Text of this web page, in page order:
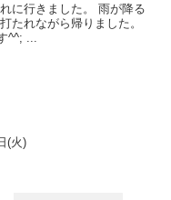
に行きました。 雨が降る
たれながら帰りました。
^^; ...
(火)